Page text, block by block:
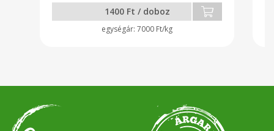
1400 Ft / doboz
7000 Ft/kg